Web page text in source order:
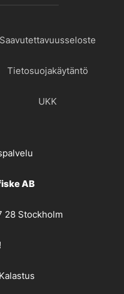
Saavutettavuusseloste
Tietosuojakäytäntö
UKK
AB
28 Stockholm